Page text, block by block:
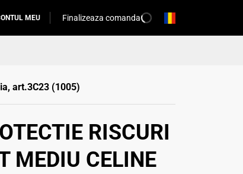
MEU Finalizeaza comanda
art.3C23 (1005)
RISCURI
MEDIU CELINE